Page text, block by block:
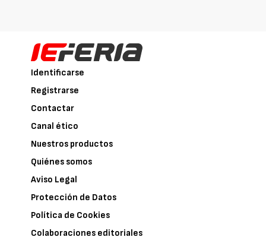
Identificarse
Registrarse
Contactar
Canal ético
Nuestros productos
Quiénes somos
Aviso Legal
Protección de Datos
Política de Cookies
Colaboraciones editoriales